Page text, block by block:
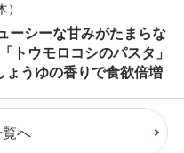
ーシーな甘みがたまらな
トウモロコシのパスタ」
ょうゆの香りで食欲倍増
へ